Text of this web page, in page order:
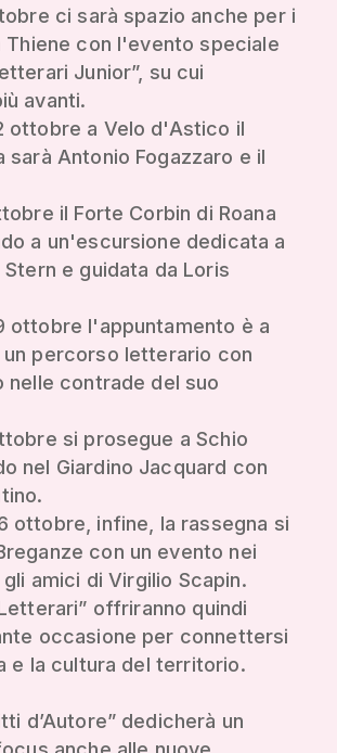
ci sarà spazio anche per i
Thiene con l'evento speciale
Junior”, su cui
avanti.
ottobre a Velo d'Astico il
sarà Antonio Fogazzaro e il
il Forte Corbin di Roana
a un'escursione dedicata a
Stern e guidata da Loris
ottobre l'appuntamento è a
un percorso letterario con
nelle contrade del suo
si prosegue a Schio
nel Giardino Jacquard con
ottobre, infine, la rassegna si
con un evento nei
amici di Virgilio Scapin.
offriranno quindi
occasione per connettersi
e la cultura del territorio.
d’Autore” dedicherà un